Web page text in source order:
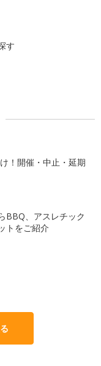
す
！開催・中止・延期
BBQ、アスレチック
トをご紹介